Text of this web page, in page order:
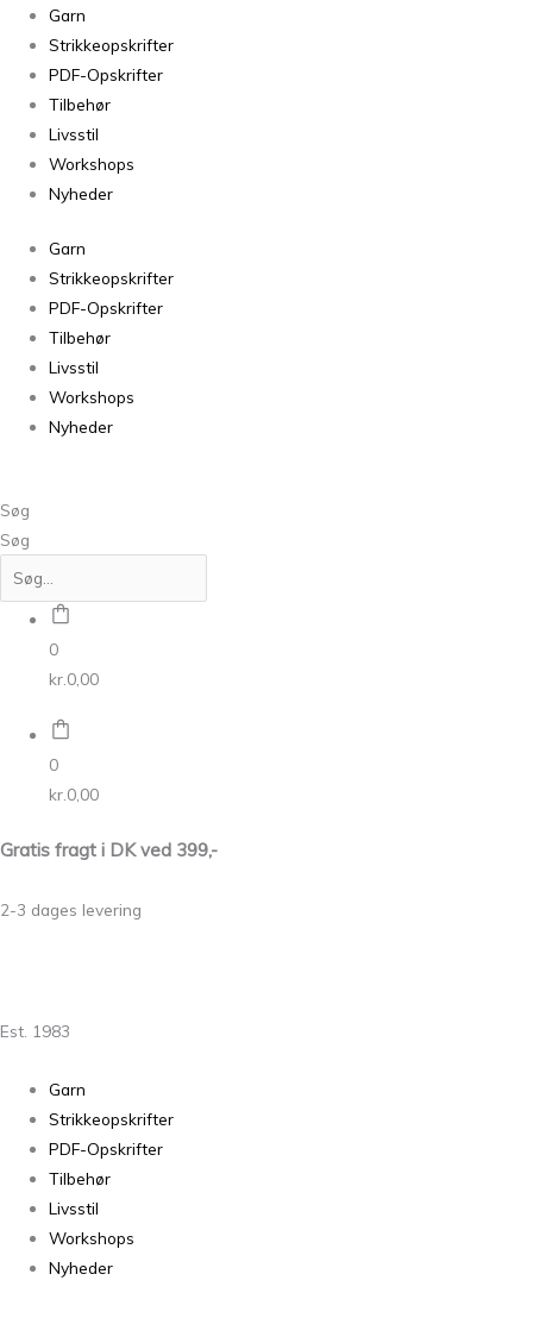
Garn
Strikkeopskrifter
PDF-Opskrifter
Tilbehør
Livsstil
Workshops
Nyheder
Garn
Strikkeopskrifter
PDF-Opskrifter
Tilbehør
Livsstil
Workshops
Nyheder
Søg
Søg
0
kr. 0,00
0
kr. 0,00
Gratis fragt i DK ved 399,-
2-3 dages levering
Est. 1983
Garn
Strikkeopskrifter
PDF-Opskrifter
Tilbehør
Livsstil
Workshops
Nyheder
Fivel
Grønn
antal